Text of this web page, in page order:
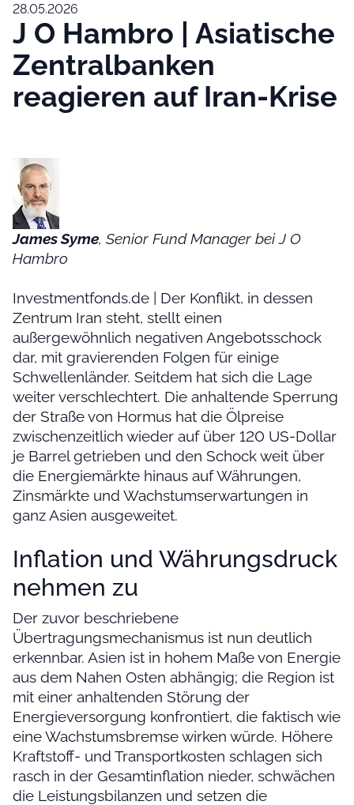
28.05.2026
J O Hambro | Asiatische
Zentralbanken
reagieren auf Iran-Krise
James Syme, Senior Fund Manager bei J O
Hambro
Investmentfonds.de | Der Konflikt, in dessen
Zentrum Iran steht, stellt einen
außergewöhnlich negativen Angebotsschock
dar, mit gravierenden Folgen für einige
Schwellenländer. Seitdem hat sich die Lage
weiter verschlechtert. Die anhaltende Sperrung
der Straße von Hormus hat die Ölpreise
zwischenzeitlich wieder auf über 120 US-Dollar
je Barrel getrieben und den Schock weit über
die Energiemärkte hinaus auf Währungen,
Zinsmärkte und Wachstumserwartungen in
ganz Asien ausgeweitet.
Inflation und Währungsdruck
nehmen zu
Der zuvor beschriebene
Übertragungsmechanismus ist nun deutlich
erkennbar. Asien ist in hohem Maße von Energie
aus dem Nahen Osten abhängig; die Region ist
mit einer anhaltenden Störung der
Energieversorgung konfrontiert, die faktisch wie
eine Wachstumsbremse wirken würde. Höhere
Kraftstoff- und Transportkosten schlagen sich
rasch in der Gesamtinflation nieder, schwächen
die Leistungsbilanzen und setzen die